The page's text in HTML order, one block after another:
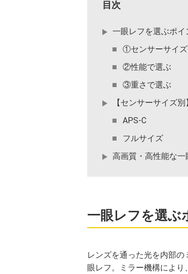
目次
一眼レフを選ぶポイ
①センサーサイ
②性能で選ぶ
③重さで選ぶ
【センサーサイズ
APS-C
フルサイズ
高画質・高性能な一
一眼レフを選ぶ
レンズを通った光を内部
眼レフ。ミラー機構によ